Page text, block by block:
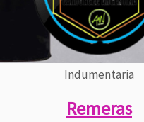
Indumentaria
Remeras